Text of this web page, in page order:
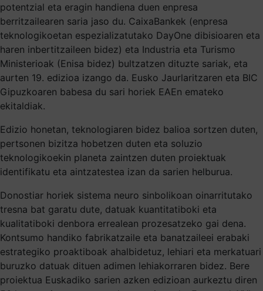
potentzial eta eragin handiena duen enpresa
berritzailearen saria jaso du. CaixaBankek (enpresa
teknologikoetan espezializatutako DayOne dibisioaren eta
haren inbertitzaileen bidez) eta Industria eta Turismo
Ministerioak (Enisa bidez) bultzatzen dituzte sariak, eta
aurten 19. edizioa izango da. Eusko Jaurlaritzaren eta BIC
Gipuzkoaren babesa du sari horiek EAEn emateko
ekitaldiak.
Edizio honetan, teknologiaren bidez balioa sortzen duten,
pertsonen bizitza hobetzen duten eta soluzio
teknologikoekin planeta zaintzen duten proiektuak
identifikatu eta aintzatestea izan da sarien helburua.
Donostiar horiek sistema neuro sinbolikoan oinarritutako
tresna bat garatu dute, datuak kuantitatiboki eta
kualitatiboki denbora errealean prozesatzeko gai dena.
Kontsumo handiko fabrikatzaile eta banatzaileei erabaki
estrategiko proaktiboak ahalbidetuz, lehiari eta merkatuari
buruzko datuak dituen adimen lehiakorraren bidez. Bere
proiektua Euskadiko sarien azken edizioan aurkeztu diren